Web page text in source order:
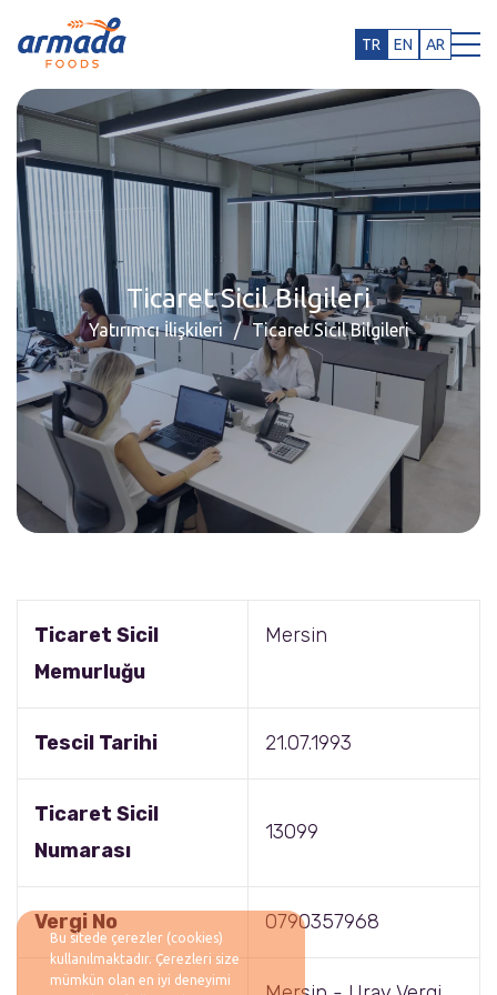
TR EN AR
Ticaret Sicil Bilgileri
Yatırımcı İlişkileri Ticaret Sicil Bilgileri
Ticaret Sicil
Memurluğu
Mersin
Tescil Tarihi 21.07.1993
Ticaret Sicil
Numarası
13099
Vergi No 0790357968
Bu sitede çerezler (cookies)
kullanılmaktadır. Çerezleri size
mümkün olan en iyi deneyimi